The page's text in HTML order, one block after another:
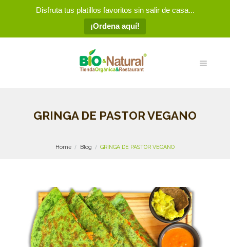
Disfruta tus platillos favoritos sin salir de casa...
¡Ordena aquí!
GRINGA DE PASTOR VEGANO
Home Blog GRINGA DE PASTOR VEGANO